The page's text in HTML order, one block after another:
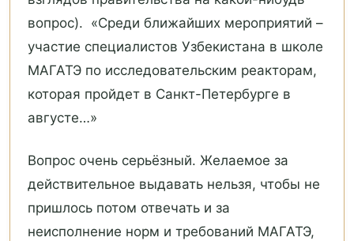
вопрос). «Среди ближайших мероприятий –
участие специалистов Узбекистана в школе
МАГАТЭ по исследовательским реакторам,
которая пройдет в Санкт-Петербурге в
августе…»
Вопрос очень серьёзный. Желаемое за
действительное выдавать нельзя, чтобы не
пришлось потом отвечать и за
неисполнение норм и требований МАГАТЭ,